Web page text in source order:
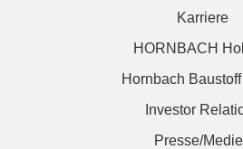
Karriere
HORNBACH
Hornbach
Investor
Presse/